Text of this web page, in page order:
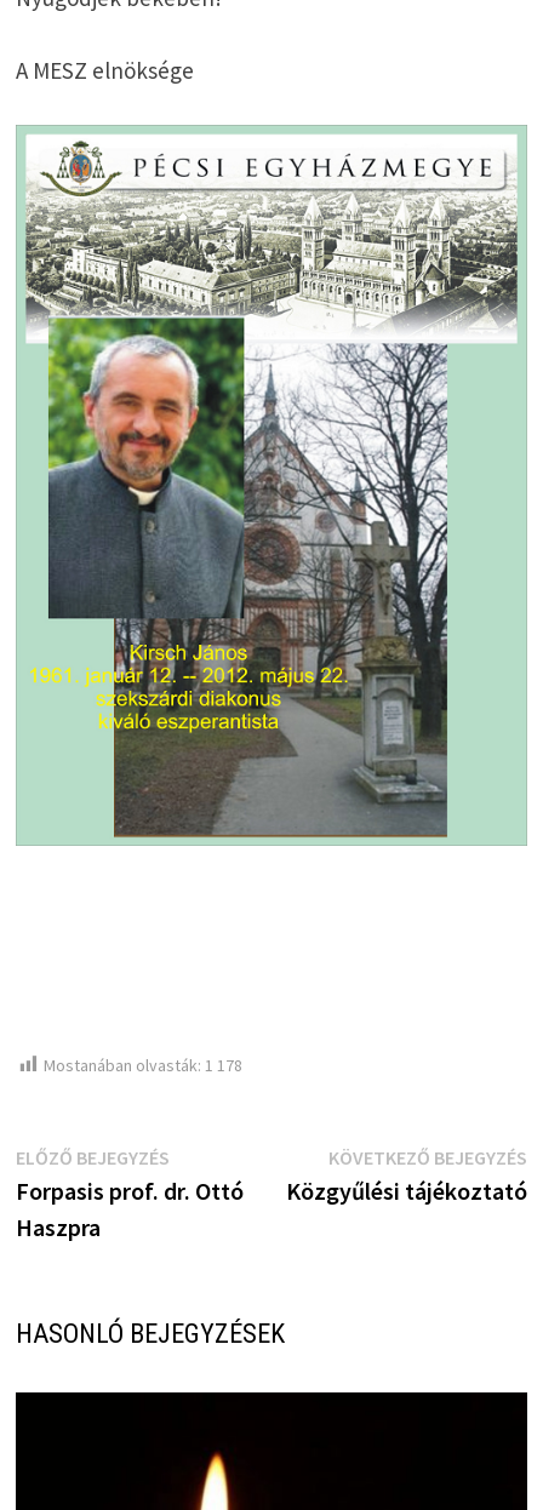
A MESZ elnöksége
Mostanában olvasták: 1 178
Bejegyzés
navigáció
ELŐZŐ BEJEGYZÉSElőző
bejegyzés:
Forpasis prof. dr. Ottó
Haszpra
KÖVETKEZŐ BEJEGYZÉS
Közgyűlési tájékoztató
HASONLÓ BEJEGYZÉSEK